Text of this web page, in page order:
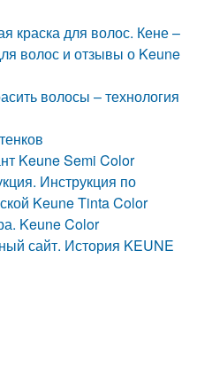
краска для волос. Кене –
волос и отзывы о Keune
волосы – технология
Keune Semi Color
Инструкция по
Keune Tinta Color
Keune Color
сайт. История KEUNE